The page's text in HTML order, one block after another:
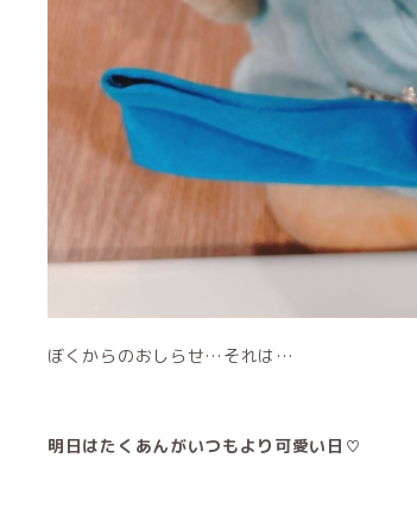
ぼくからのおしらせ…それは…
明日はたくあんがいつもより可愛い日♡